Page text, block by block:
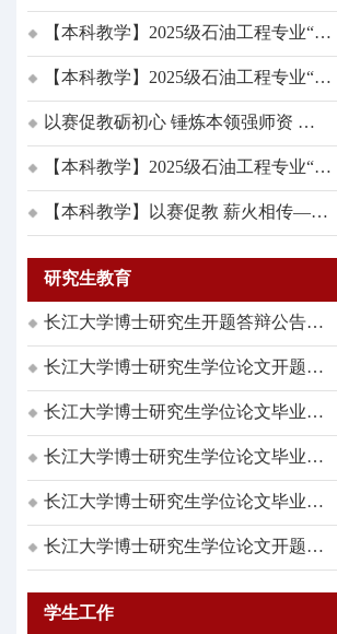
位论文公示
【本科教学】2025级石油工程专业“卓
越计划”实验班拟录取名单公示
【本科教学】2025级石油工程专业“卓
越计划”实验班资格审核通过名单公示
以赛促教砺初心 锤炼本领强师资 学
院成功举办第十一届青年教师教学竞
赛复赛
【本科教学】2025级石油工程专业“卓
越计划”实验班选拔工作方案
【本科教学】以赛促教 薪火相传——
学院举办第十一届青年教师教学竞赛
公开示范课
研究生教育
长江大学博士研究生开题答辩公告
（王哲）
长江大学博士研究生学位论文开题答
辩公告（占测）
长江大学博士研究生学位论文毕业答
辩公告（胡棚杰）
长江大学博士研究生学位论文毕业答
辩公告（程伟）
长江大学博士研究生学位论文毕业答
辩公告（陈青）
长江大学博士研究生学位论文开题答
辩公告（陈君）
学生工作